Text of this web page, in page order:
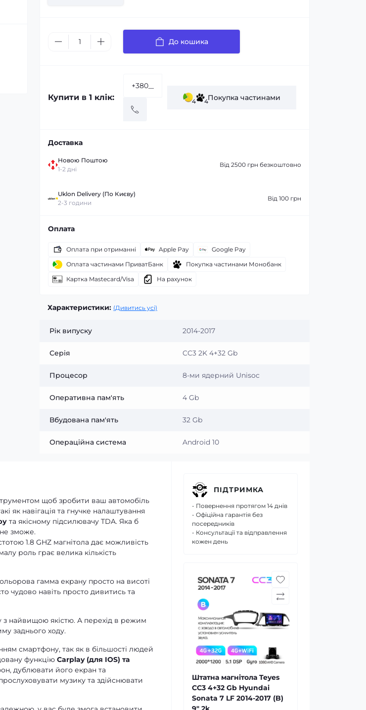
До кошика
Купити в 1 клік: 4 4Покупка частинами
Доставка
Новою Поштою
1-2 дні
Від 2500 грн безкоштовно
Uklon Delivery (По Києву)
2-3 години
Від 100 грн
Оплата
Оплата при отриманні Apple Pay
Google Pay
Оплата частинами ПриватБанк
Покупка частинами Монобанк
Картка Mastecard/Visa
На рахунок
Характеристики: (Дивитись усі)
Рік випуску 2014-2017
Серія CC3 2K 4+32 Gb
Процесор 8-ми ядерний Unisoc
Оперативна пам'ять 4 Gb
Вбудована пам'ять 32 Gb
Операційна система Android 10
щоб зробити ваш автомобіль
як навігація та гнучке налаштування
та якісному підсилювачу TDA. Яка б
не зможе.
1.8 GHZ магнітола дає можливість
роль грає велика кількість
гамма екрану просто на висоті
чудово навіть просто дивитись та
найвищою якістю. А перехід в режим
заднього ходу.
смартфону, так як в більшості людей
функцію Carplay (для IOS) та
дублювати його екран та
музику та здійснювати
ПІДТРИМКА
- Повернення протягом 14 днів
- Офіційна гарантія без
посередників
- Консультації та відправлення
кожен день
Штатна магнітола Teyes
CC3 4+32 Gb Hyundai
Sonata 7 LF 2014-2017 (B)